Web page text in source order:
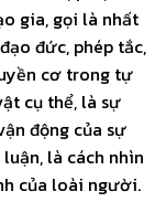
gia, gọi là nhất
đức, phép tắc,
cơ trong tự
cụ thể, là sự
động của sự
là cách nhìn
của loài người.